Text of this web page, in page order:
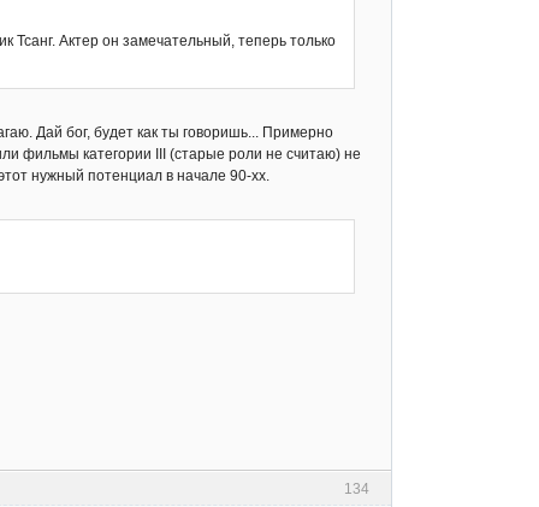
Актер он замечательный, теперь только
Дай бог, будет как ты говоришь... Примерно
фильмы категории III (старые роли не считаю) не
нужный потенциал в начале 90-хх.
134